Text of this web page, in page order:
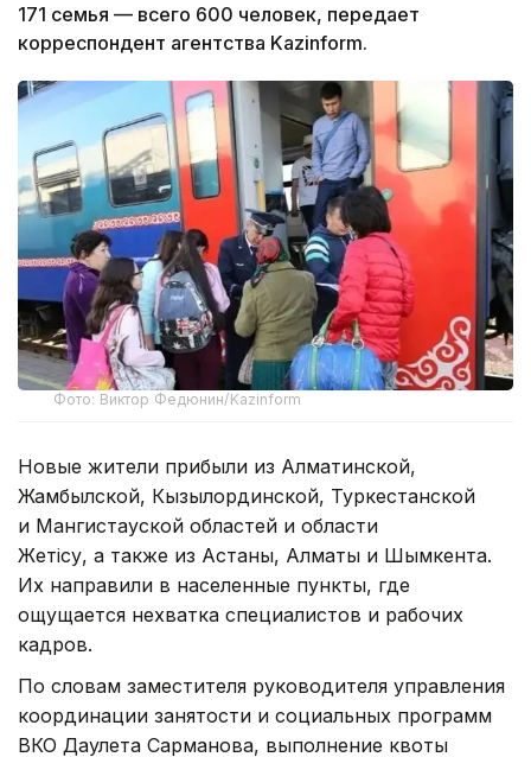
171 семья — всего 600 человек, передает
корреспондент агентства Kazinform.
Фото: Виктор Федюнин/Kazinform
Новые жители прибыли из Алматинской,
Жамбылской, Кызылординской, Туркестанской
и Мангистауской областей и области
Жетiсу, а также из Астаны, Алматы и Шымкента.
Их направили в населенные пункты, где
ощущается нехватка специалистов и рабочих
кадров.
По словам заместителя руководителя управления
координации занятости и социальных программ
ВКО Даулета Сарманова, выполнение квоты